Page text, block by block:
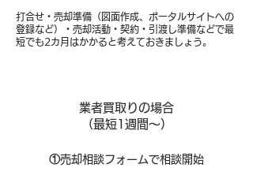
打合せ・売却準備（図面作成、ポータルサイトへの
登録など）・売却活動・契約・引渡し準備などで最
短でも2カ月はかかると考えておきましょう。
業者買取りの場合
（​最短1週間～）
①​売却相談フォームで相談開始